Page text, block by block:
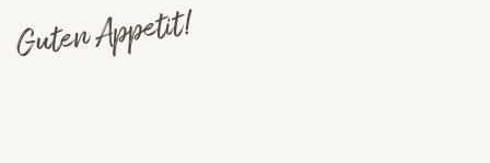
Guten Appetit!